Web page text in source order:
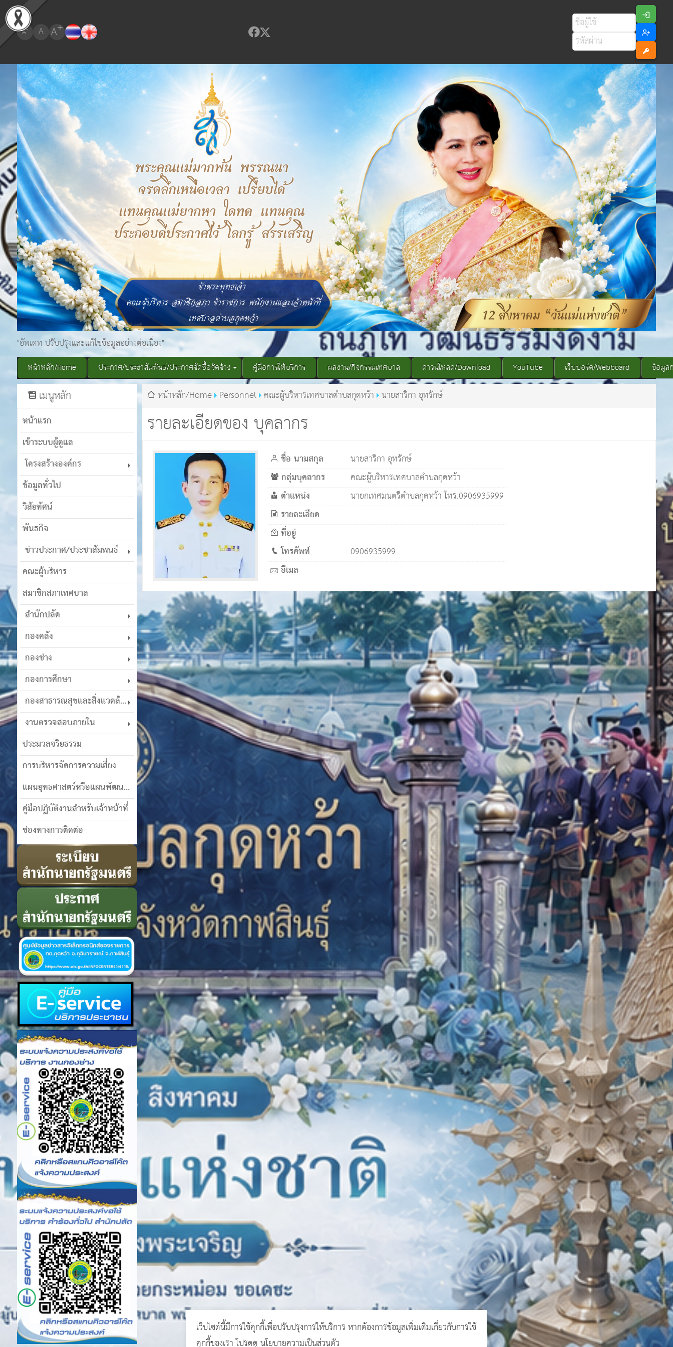
A- A A+
"อัพเดท ปรับปรุงและแก้ไขข้อมูลอย่างต่อเนื่อง"
หน้าหลัก/Home ประกาศ/ประชาสัมพันธ์/ประกาศจัดซื้อจัดจ้าง คู่มือการให้บริการ ผลงาน/กิจกรรมเทศบาล ดาวน์โหลด/Download YouTube เว็บบอร์ด/Webboard ข้อมูล
เมนูหลัก
หน้าแรก
เข้าระบบผู้ดูแล
โครงสร้างองค์กร
ข้อมูลทั่วไป
วิสัยทัศน์
พันธกิจ
ข่าวประกาศ/ประชาสัมพนธ์
คณะผู้บริหาร
สมาชิกสภาเทศบาล
สำนักปลัด
กองคลัง
กองช่าง
กองการศึกษา
กองสาธารณสุขและสิ่งแวดล้อม
งานตรวจสอบภายใน
ประมวลจริยธรรม
การบริหารจัดการความเสี่ยง
แผนยุทธศาสตร์หรือแผนพัฒนาฯ
คู่มือปฏิบัติงานสำหรับเจ้าหน้าที่
ช่องทางการติดต่อ
รายละเอียดของ บุคลากร
หน้าหลัก/Home Personnel คณะผู้บริหารเทศบาลตำบลกุดหว้า นายสาริกา อุทรักษ์
ชื่อ นามสกุล นายสาริกา อุทรักษ์
กลุ่มบุคลากร คณะผู้บริหารเทศบาลตำบลกุดหว้า
ตำแหน่ง นายกเทศมนตรีตำบลกุดหว้า โทร.0906935999
รายละเอียด
ที่อยู่
โทรศัพท์
0906935999
อีเมล
เว็บไซต์นี้มีการใช้คุกกี้เพื่อปรับปรุงการให้บริการ หากต้องการข้อมูลเพิ่มเติมเกี่ยวกับการใช้
คุกกี้ของเรา โปรดดู นโยบายความเป็นส่วนตัว